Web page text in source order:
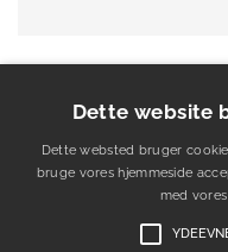
Se alle artikler
sengebord her.
Kontakt
Dette website
Dette websted bruger
bruge vores hjemmeside
med